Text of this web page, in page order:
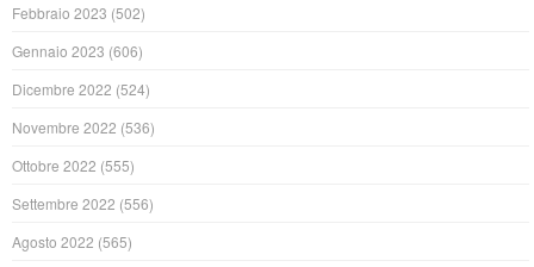
Febbraio 2023 (502)
Gennaio 2023 (606)
Dicembre 2022 (524)
Novembre 2022 (536)
Ottobre 2022 (555)
Settembre 2022 (556)
Agosto 2022 (565)